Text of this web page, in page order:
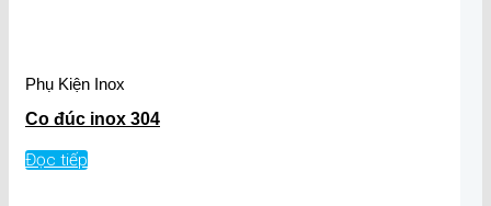
Phụ Kiện Inox
Co đúc inox 304
Đọc tiếp